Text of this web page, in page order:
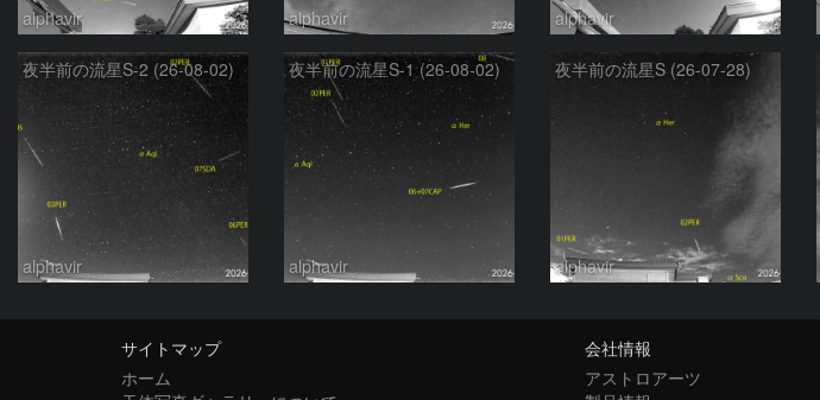
alphavir alphavir alphavir
夜半前の流星S-2 (26-08-02)
alphavir
夜半前の流星S-1 (26-08-02)
alphavir
夜半前の流星S (26-07-28)
alphavir
サイトマップ
ホーム
会社情報
アストロアーツ